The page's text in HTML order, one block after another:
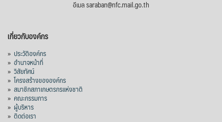
กรมการค้าต่างประเทศ กระทรวงพาณิชย์ เปิด
ไทยในช่วง 6 เดือนของปี 2569 (ม.ค.-มิ.ย.) มี
1,205 ล้านดอลลาร์สหรัฐ (ประมาณ
38,003.15 ล้านบาท) ลดลง 27.69%
ปรับตัวลดลงตามสภาวะเศรษฐกิจและการค้า
โลก โดยตลาดส่งออกสำคัญ จีน ส่งออกได้
1.52 ล้านตัน ลด 61.71%
อีเมล saraban@nfc.mail.go.th
เกี่ยวกับองค์กร
» ประวัติองค์กร
» อำนาจหน้าที่
» วิสัยทัศน์
» โครงสร้างขององค์กร
» สมาชิกสภาเกษตรกรแห่งชาติ
» คณะกรรมการ
» ผู้บริหาร
» ติดต่อเรา